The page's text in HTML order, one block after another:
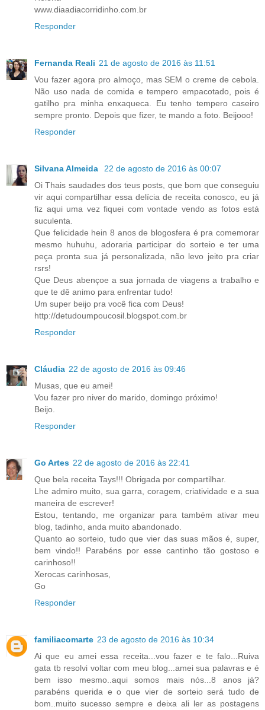
www.diaadiacorridinho.com.br
Responder
Fernanda Reali 21 de agosto de 2016 às 11:51
Vou fazer agora pro almoço, mas SEM o creme de cebola.
Não uso nada de comida e tempero empacotado, pois é
gatilho pra minha enxaqueca. Eu tenho tempero caseiro
sempre pronto. Depois que fizer, te mando a foto. Beijooo!
Responder
Silvana Almeida
22 de agosto de 2016 às 00:07
Oi Thais saudades dos teus posts, que bom que conseguiu
vir aqui compartilhar essa delícia de receita conosco, eu já
fiz aqui uma vez fiquei com vontade vendo as fotos está
suculenta.
Que felicidade hein 8 anos de blogosfera é pra comemorar
mesmo huhuhu, adoraria participar do sorteio e ter uma
peça pronta sua já personalizada, não levo jeito pra criar
rsrs!
Que Deus abençoe a sua jornada de viagens a trabalho e
que te dê animo para enfrentar tudo!
Um super beijo pra você fica com Deus!
http://detudoumpoucosil.blogspot.com.br
Responder
Cláudia 22 de agosto de 2016 às 09:46
Musas, que eu amei!
Vou fazer pro niver do marido, domingo próximo!
Beijo.
Responder
Go Artes 22 de agosto de 2016 às 22:41
Que bela receita Tays!!! Obrigada por compartilhar.
Lhe admiro muito, sua garra, coragem, criatividade e a sua
maneira de escrever!
Estou, tentando, me organizar para também ativar meu
blog, tadinho, anda muito abandonado.
Quanto ao sorteio, tudo que vier das suas mãos é, super,
bem vindo!! Parabéns por esse cantinho tão gostoso e
carinhoso!!
Xerocas carinhosas,
Go
Responder
familiacomarte 23 de agosto de 2016 às 10:34
Ai que eu amei essa receita...vou fazer e te falo...Ruiva
gata tb resolvi voltar com meu blog...amei sua palavras e é
bem isso mesmo..aqui somos mais nós...8 anos já?
parabéns querida e o que vier de sorteio será tudo de
bom..muito sucesso sempre e deixa ali ler as postagens